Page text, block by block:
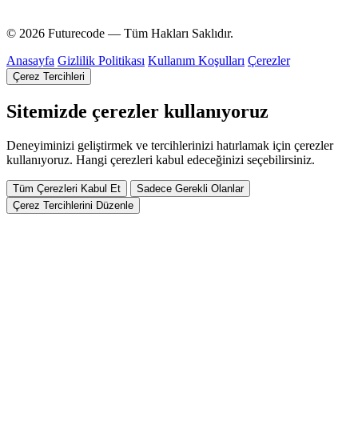
© 2026 Futurecode — Tüm Hakları Saklıdır.
Anasayfa Gizlilik Politikası Kullanım Koşulları Çerezler
Çerez Tercihleri
Sitemizde çerezler kullanıyoruz
Deneyiminizi geliştirmek ve tercihlerinizi hatırlamak için çerezler
kullanıyoruz. Hangi çerezleri kabul edeceğinizi seçebilirsiniz.
Tüm Çerezleri Kabul Et
Sadece Gerekli Olanlar
Çerez Tercihlerini Düzenle